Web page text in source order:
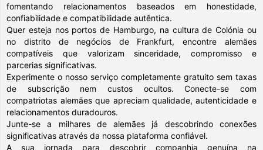
fomentando relacionamentos baseados em honestidade,
confiabilidade e compatibilidade autêntica.
Quer esteja nos portos de Hamburgo, na cultura de Colónia ou
no distrito de negócios de Frankfurt, encontre alemães
compatíveis que valorizam sinceridade, compromisso e
parcerias significativas.
Experimente o nosso serviço completamente gratuito sem taxas
de subscrição nem custos ocultos. Conecte-se com
compatriotas alemães que apreciam qualidade, autenticidade e
relacionamentos duradouros.
Junte-se a milhares de alemães já descobrindo conexões
significativas através da nossa plataforma confiável.
A sua jornada para descobrir companhia genuína na